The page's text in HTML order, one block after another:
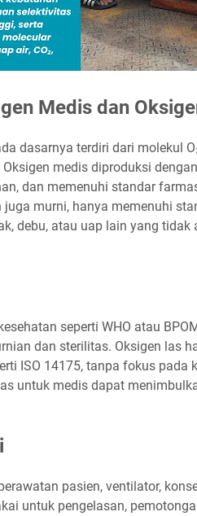
Medis dan
dasarnya terdiri dari molekul
medis diproduksi
dan memenuhi standar
murni, hanya memenuhi
debu, atau uap lain yang tidak
seperti WHO atau
dan sterilitas. Oksigen las
ISO 14175, tanpa fokus pada
untuk medis dapat
pasien, ventilator,
untuk pengelasan,